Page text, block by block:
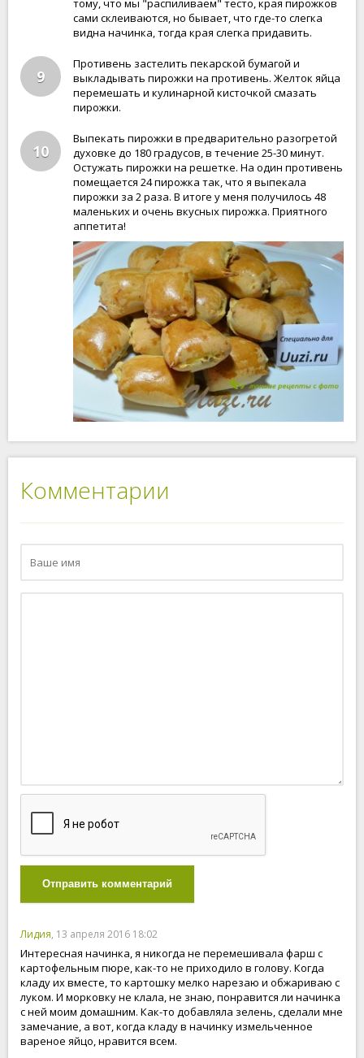
тому, что мы "распиливаем" тесто, края пирожков
сами склеиваются, но бывает, что где-то слегка
видна начинка, тогда края слегка придавить.
9
Противень застелить пекарской бумагой и
выкладывать пирожки на противень. Желток яйца
перемешать и кулинарной кисточкой смазать
пирожки.
10
Выпекать пирожки в предварительно разогретой
духовке до 180 градусов, в течение 25-30 минут.
Остужать пирожки на решетке. На один противень
помещается 24 пирожка так, что я выпекала
пирожки за 2 раза. В итоге у меня получилось 48
маленьких и очень вкусных пирожка. Приятного
аппетита!
Комментарии
Отправить комментарий
Лидия, 13 апреля 2016 18:02
Интересная начинка, я никогда не перемешивала фарш с
картофельным пюре, как-то не приходило в голову. Когда
кладу их вместе, то картошку мелко нарезаю и обжариваю с
луком. И морковку не клала, не знаю, понравится ли начинка
с ней моим домашним. Как-то добавляла зелень, сделали мне
замечание, а вот, когда кладу в начинку измельченное
вареное яйцо, нравится всем.